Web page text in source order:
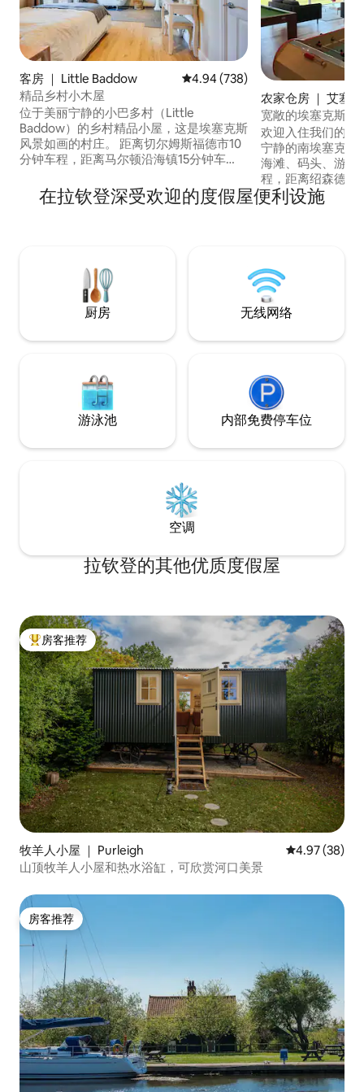
客房 ｜ Little Baddow 平均评分 4.94 分（满分 5 分），
4.94 (738)
精品乡村小木屋
位于美丽宁静的小巴多村（Little
Baddow）的乡村精品小屋，这是埃塞克斯
风景如画的村庄。 距离切尔姆斯福德市10
分钟车程，距离马尔顿沿海镇15分钟车
路线。步行30分钟即可抵达Paper Mill
Lock，那里有水上运动设施和茶室。 可提
农家仓房 ｜ 艾塞
宽敞的埃塞克斯谷
球场
欢迎入住我们的私
宁静的南埃塞克斯
海滩、码头、游乐
程，距离绍森德机
距离Apton Hall婚
享谷仓，配有电影
在拉钦登深受欢迎的度假屋便利设施
厨房 无线网络
游泳池 内部免费停车位
空调
拉钦登的其他优质度假屋
热门「房客推荐」
房客推荐
牧羊人小屋 ｜ Purleigh 平均评分
4.97 (38)
山顶牧羊人小屋和热水浴缸，可欣赏河口美景
房客推荐
房客推荐